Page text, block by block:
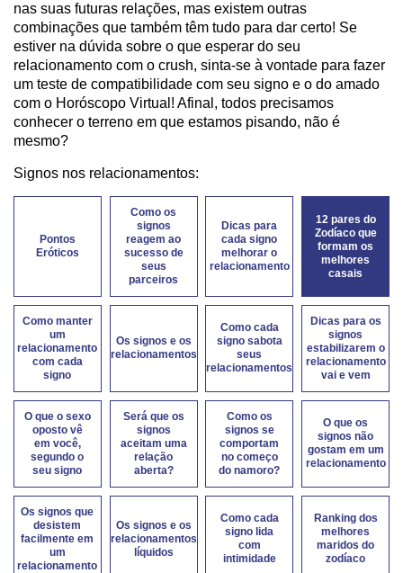
nas suas futuras relações, mas existem outras
combinações que também têm tudo para dar certo! Se
estiver na dúvida sobre o que esperar do seu
relacionamento com o crush, sinta-se à vontade para fazer
um teste de compatibilidade com seu signo e o do amado
com o Horóscopo Virtual! Afinal, todos precisamos
conhecer o terreno em que estamos pisando, não é
mesmo?
Signos nos relacionamentos:
Pontos
Eróticos
Como os
signos
reagem ao
sucesso de
seus
parceiros
Dicas para
cada signo
melhorar o
relacionamento
12 pares do
Zodíaco que
formam os
melhores
casais
Como manter
um
relacionamento
com cada
signo
Os signos e os
relacionamentos
Como cada
signo sabota
seus
relacionamentos
Dicas para os
signos
estabilizarem o
relacionamento
vai e vem
O que o sexo
oposto vê
em você,
segundo o
seu signo
Será que os
signos
aceitam uma
relação
aberta?
Como os
signos se
comportam
no começo
do namoro?
O que os
signos não
gostam em um
relacionamento
Os signos que
desistem
facilmente em
um
relacionamento
Os signos e os
relacionamentos
líquidos
Como cada
signo lida
com
intimidade
Ranking dos
melhores
maridos do
zodíaco